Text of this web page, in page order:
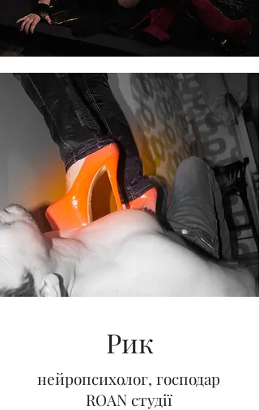
Рик
нейропсихолог, господар
ROAN студії